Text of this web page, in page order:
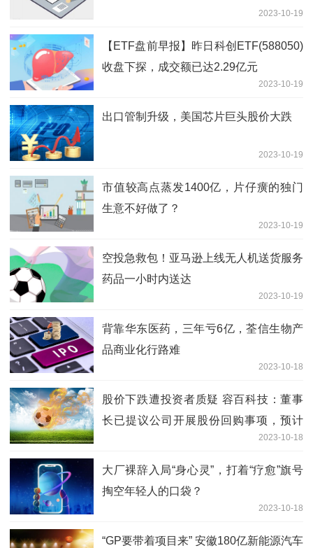
2023-10-19
【ETF盘前早报】昨日科创ETF(588050)
收盘下探，成交额已达2.29亿元
2023-10-19
出口管制升级，美国芯片巨头股价大跌
2023-10-19
市值较高点蒸发1400亿，片仔癀的独门
生意不好做了？
2023-10-19
空投急救包！亚马逊上线无人机送货服务
药品一小时内送达
2023-10-19
背靠华东医药，三年亏6亿，荃信生物产
品商业化行路难
2023-10-18
股价下跌遭投资者质疑 容百科技：董事
长已提议公司开展股份回购事项，预计
2023-10-18
大厂裸辞入局“身心灵”，打着“疗愈”旗号
掏空年轻人的口袋？
2023-10-18
“GP要带着项目来” 安徽180亿新能源汽车